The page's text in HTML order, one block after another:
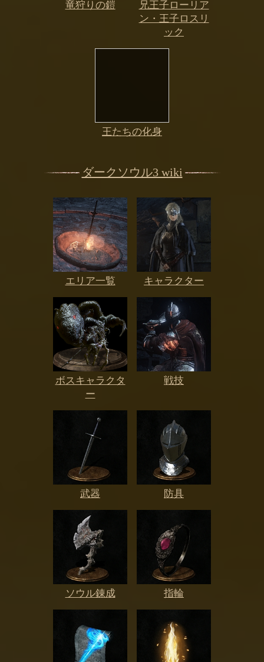
竜狩りの鎧
兄王子ローリア
ン・王子ロスリ
ック
王たちの化身
ダークソウル3 wiki
エリア一覧 キャラクター
ボスキャラクタ
ー
戦技
武器 防具
ソウル錬成 指輪